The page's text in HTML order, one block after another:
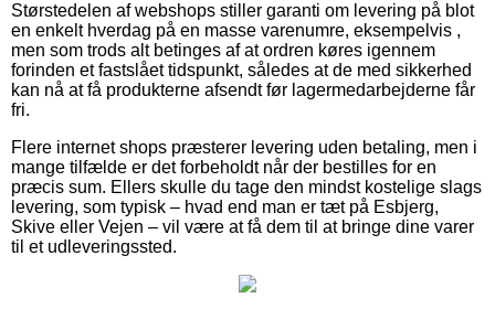
Størstedelen af webshops stiller garanti om levering på blot
en enkelt hverdag på en masse varenumre, eksempelvis ,
men som trods alt betinges af at ordren køres igennem
forinden et fastslået tidspunkt, således at de med sikkerhed
kan nå at få produkterne afsendt før lagermedarbejderne får
fri.
Flere internet shops præsterer levering uden betaling, men i
mange tilfælde er det forbeholdt når der bestilles for en
præcis sum. Ellers skulle du tage den mindst kostelige slags
levering, som typisk – hvad end man er tæt på Esbjerg,
Skive eller Vejen – vil være at få dem til at bringe dine varer
til et udleveringssted.